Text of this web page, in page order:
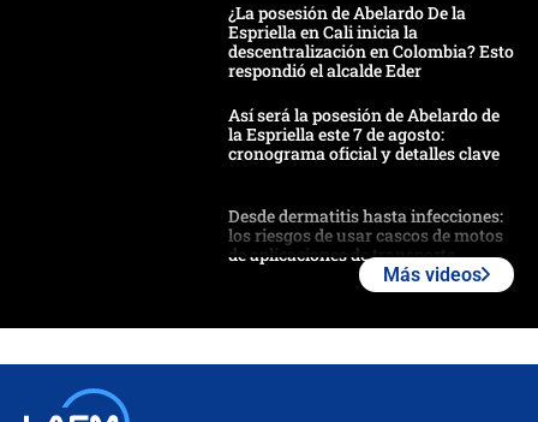
¿La posesión de Abelardo De la
Espriella en Cali inicia la
descentralización en Colombia? Esto
respondió el alcalde Eder
Así será la posesión de Abelardo de
la Espriella este 7 de agosto:
cronograma oficial y detalles clave
Desde dermatitis hasta infecciones:
los riesgos de usar cascos de motos
de aplicaciones de transporte
Más videos